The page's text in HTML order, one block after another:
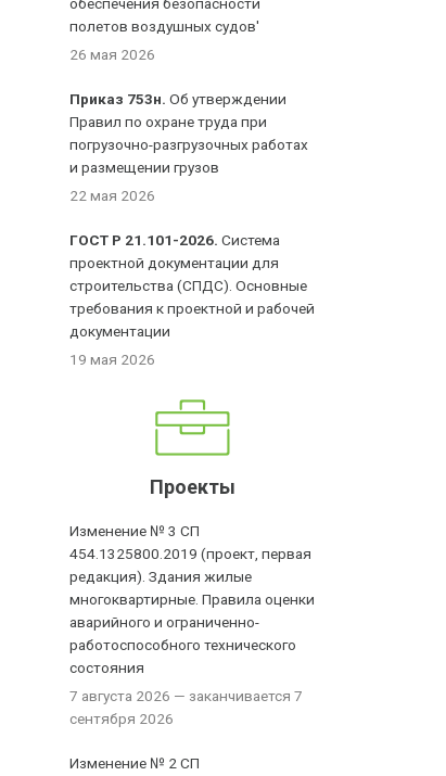
полетов воздушных судов'
26 мая 2026
Приказ 753н. Об утверждении
Правил по охране труда при
погрузочно-разгрузочных работах
и размещении грузов
22 мая 2026
ГОСТ Р 21.101-2026. Система
проектной документации для
строительства (СПДС). Основные
требования к проектной и рабочей
документации
19 мая 2026
Проекты
Изменение № 3 СП
454.1325800.2019 (проект, первая
редакция). Здания жилые
многоквартирные. Правила оценки
аварийного и ограниченно-
работоспособного технического
состояния
7 августа 2026 — заканчивается 7
сентября 2026
Изменение № 2 СП